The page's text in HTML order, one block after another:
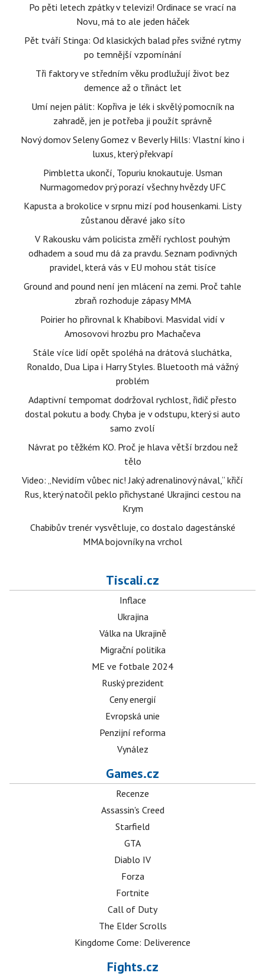
Po pěti letech zpátky v televizi! Ordinace se vrací na
Novu, má to ale jeden háček
Pět tváří Stinga: Od klasických balad přes svižné rytmy
po temnější vzpomínání
Tři faktory ve středním věku prodlužují život bez
demence až o třináct let
Umí nejen pálit: Kopřiva je lék i skvělý pomocník na
zahradě, jen je potřeba ji použít správně
Nový domov Seleny Gomez v Beverly Hills: Vlastní kino i
luxus, který překvapí
Pimbletta ukončí, Topuriu knokautuje. Usman
Nurmagomedov prý porazí všechny hvězdy UFC
Kapusta a brokolice v srpnu mizí pod housenkami. Listy
zůstanou děravé jako síto
V Rakousku vám policista změří rychlost pouhým
odhadem a soud mu dá za pravdu. Seznam podivných
pravidel, která vás v EU mohou stát tisíce
Ground and pound není jen mlácení na zemi. Proč tahle
zbraň rozhoduje zápasy MMA
Poirier ho přirovnal k Khabibovi. Masvidal vidí v
Amosovovi hrozbu pro Machačeva
Stále více lidí opět spoléhá na drátová sluchátka,
Ronaldo, Dua Lipa i Harry Styles. Bluetooth má vážný
problém
Adaptivní tempomat dodržoval rychlost, řidič přesto
dostal pokutu a body. Chyba je v odstupu, který si auto
samo zvolí
Návrat po těžkém KO. Proč je hlava větší brzdou než
tělo
Video: „Nevidím vůbec nic! Jaký adrenalinový nával,“ křičí
Rus, který natočil peklo přichystané Ukrajinci cestou na
Krym
Chabibův trenér vysvětluje, co dostalo dagestánské
MMA bojovníky na vrchol
Tiscali.cz
Inflace
Ukrajina
Válka na Ukrajině
Migrační politika
ME ve fotbale 2024
Ruský prezident
Ceny energií
Evropská unie
Penzijní reforma
Vynález
Games.cz
Recenze
Assassin's Creed
Starfield
GTA
Diablo IV
Forza
Fortnite
Call of Duty
The Elder Scrolls
Kingdome Come: Deliverence
Fights.cz